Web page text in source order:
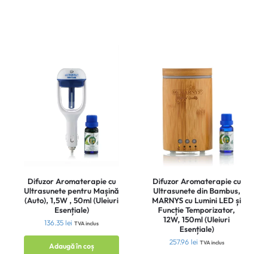
Difuzor Aromaterapie cu
Ultrasunete pentru Mașină
(Auto), 1,5W , 50ml (Uleiuri
Esențiale)
136.35 lei TVA inclus
Adaugă în coș
Difuzor Aromaterapie cu
Ultrasunete din Bambus,
MARNYS cu Lumini LED și
Funcție Temporizator,
12W, 150ml (Uleiuri
Esențiale)
257.96 lei TVA inclus